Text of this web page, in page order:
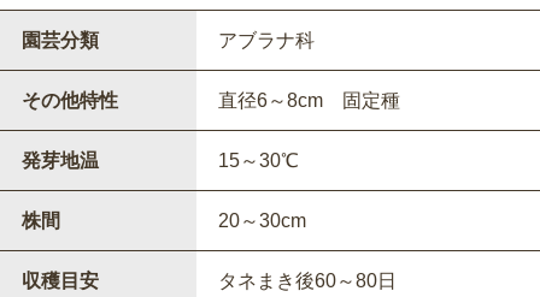
園芸分類 アブラナ科
その他特性 直径6～8cm 固定種
発芽地温 15～30℃
株間 20～30cm
収穫目安 タネまき後60～80日